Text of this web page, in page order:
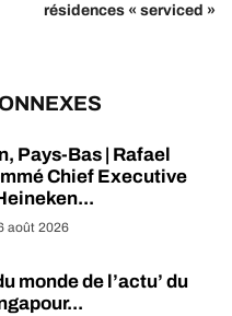
résidences « serviced »
Pays-Bas | Rafael
Chief Executive
août 2026
monde de l’actu’ du